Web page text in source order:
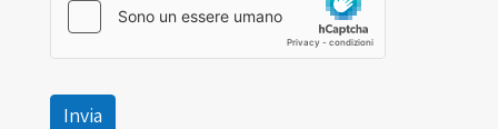
Invia